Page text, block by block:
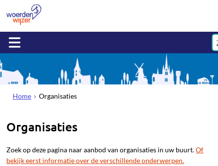
Home Organisaties
Organisaties
Zoek op deze pagina naar aanbod van organisaties in uw buurt.Of
bekijk eerst informatie over de verschillende onderwerpen.